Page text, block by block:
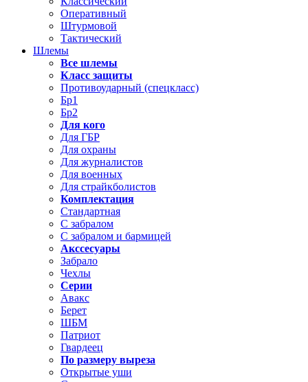
Оперативный
Штурмовой
Тактический
Шлемы
Все шлемы
Класс защиты
Противоударный (спецкласс)
Бр1
Бр2
Для кого
Для ГБР
Для охраны
Для журналистов
Для военных
Для страйкболистов
Комплектация
Стандартная
С забралом
С забралом и бармицей
Акссесуары
Забрало
Чехлы
Серии
Авакс
Берет
ШБМ
Патриот
Гвардеец
По размеру выреза
Открытые уши